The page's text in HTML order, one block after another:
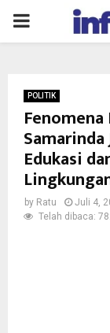
PRIMARY
POLITIK
Edukasi
by Ratu
Juli 4,
Telah dibaca: